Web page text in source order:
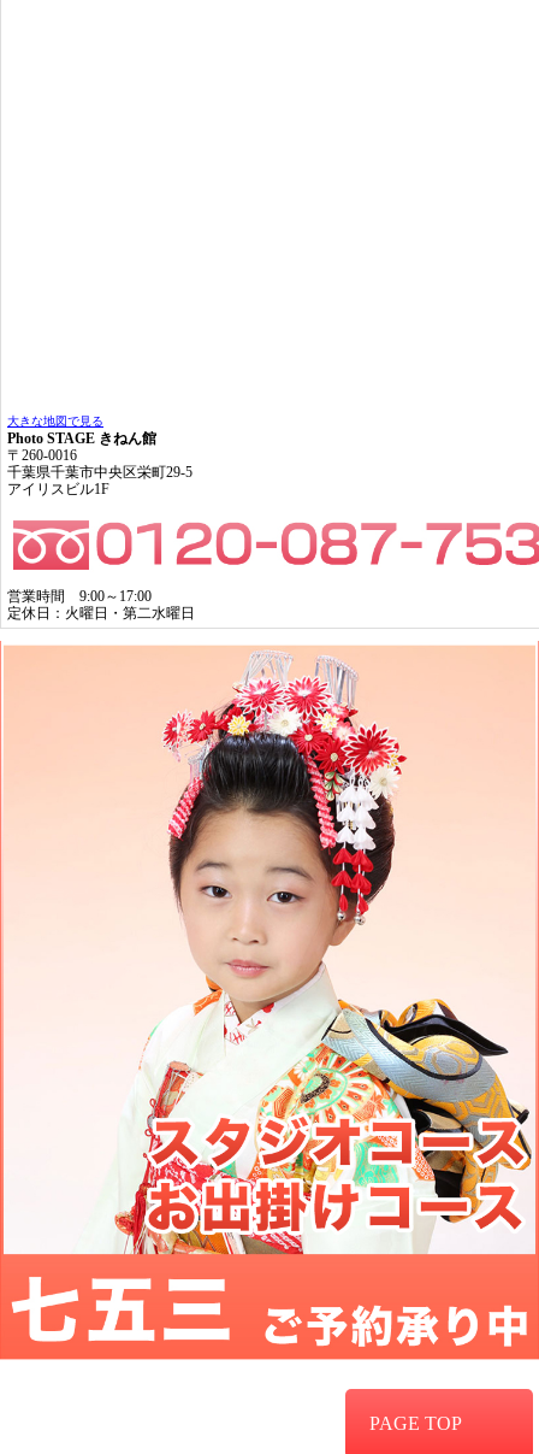
大きな地図で見る
Photo STAGE きねん館
〒260-0016
千葉県千葉市中央区栄町29-5
アイリスビル1F
営業時間 9:00～17:00
定休日：火曜日・第二水曜日
PAGE TOP